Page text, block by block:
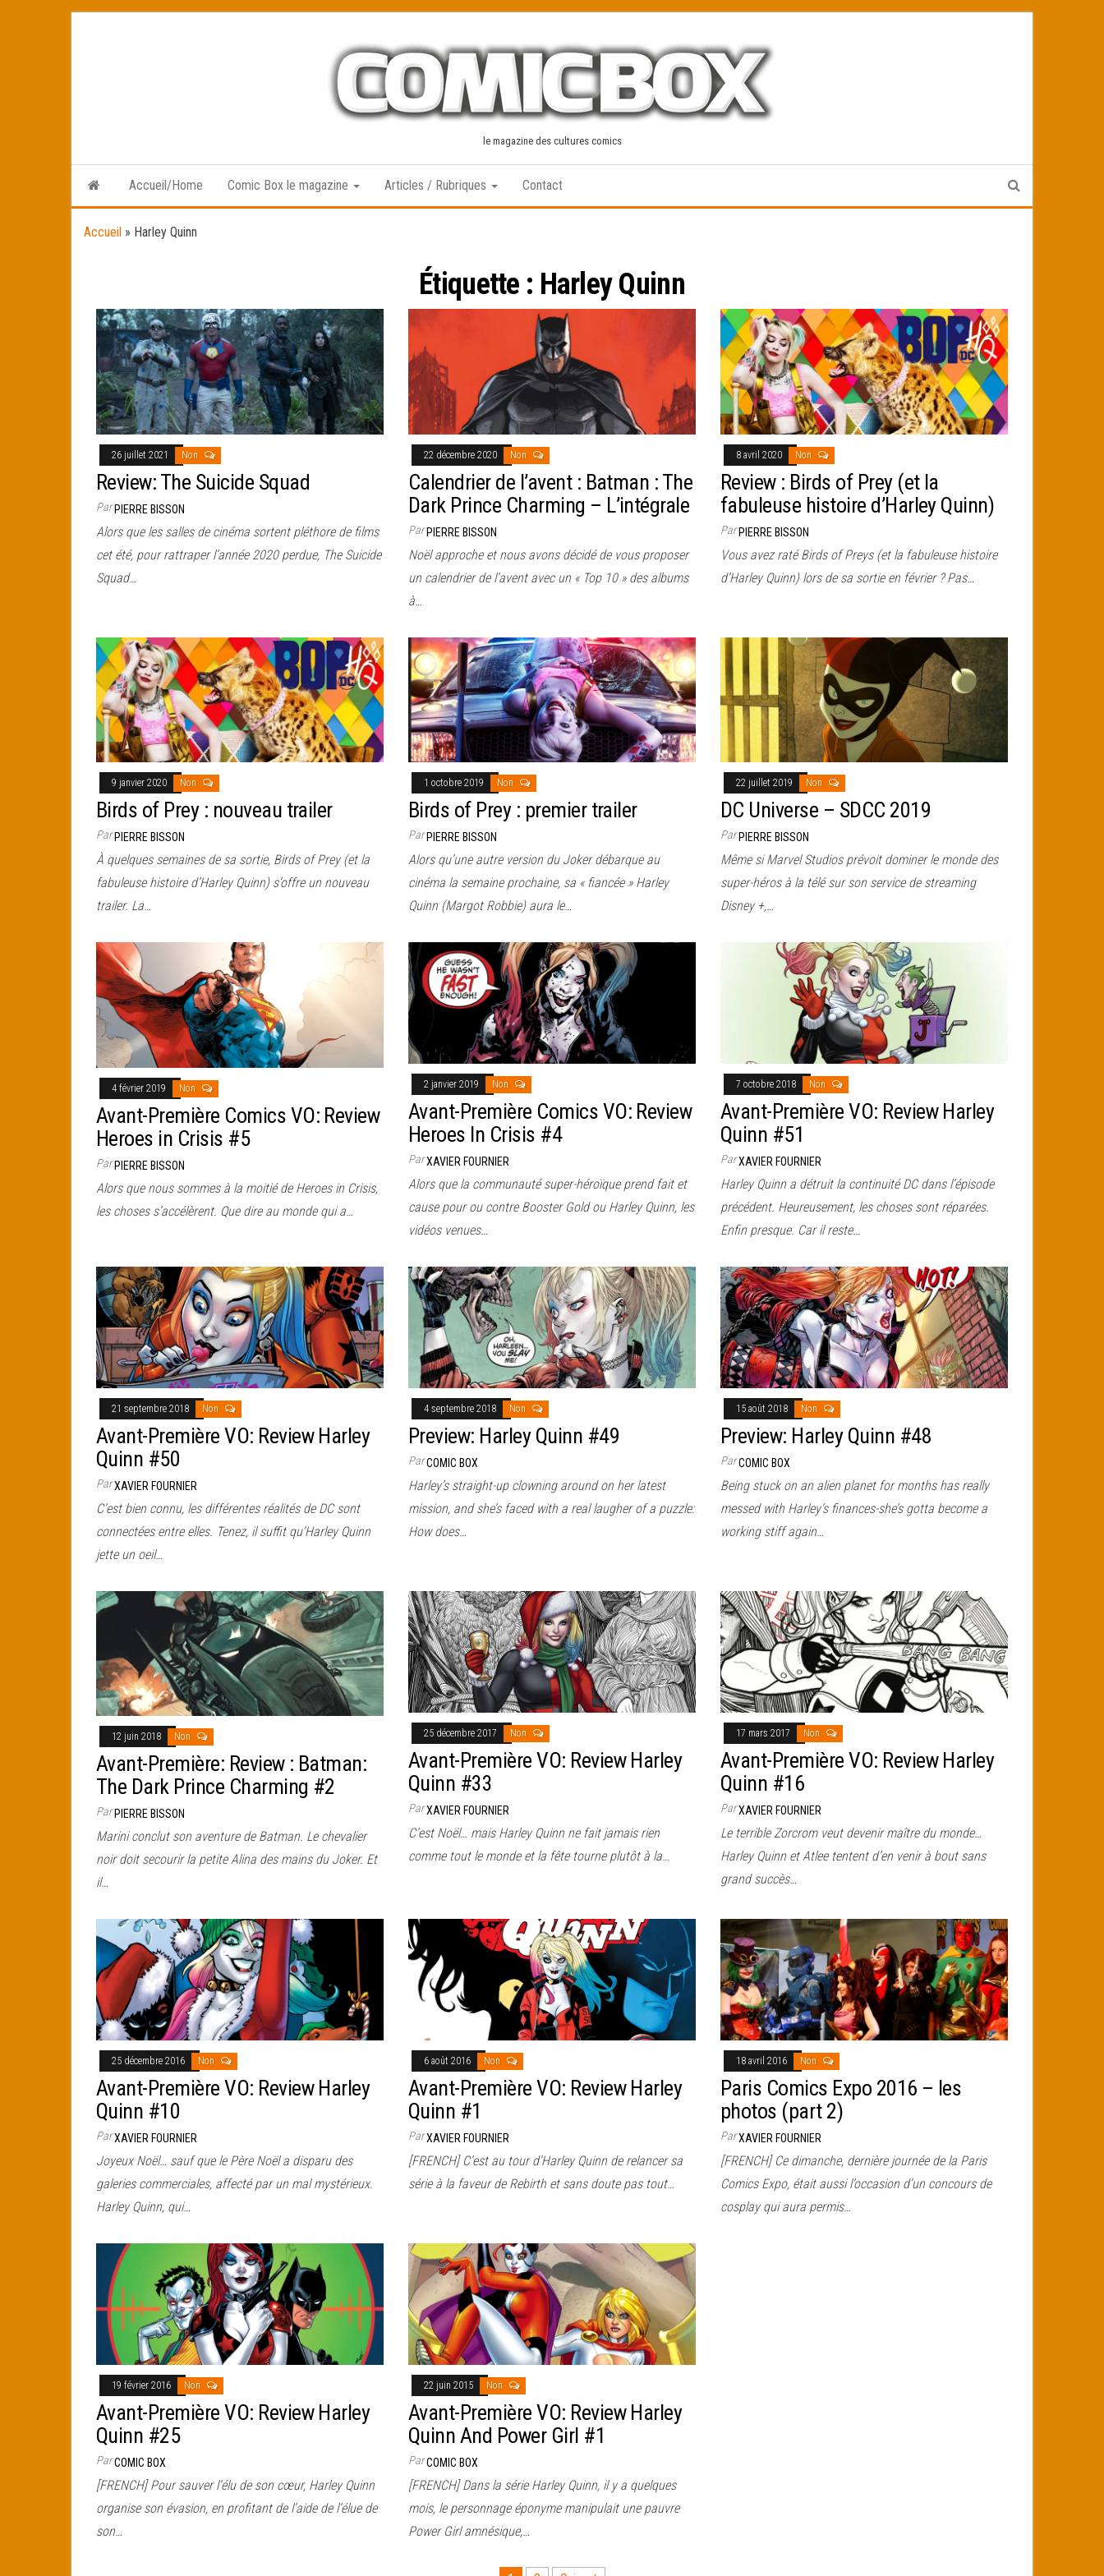
le magazine des cultures comics
Accueil/Home Comic Box le magazine Articles / Rubriques Contact
Accueil » Harley Quinn
Étiquette : Harley Quinn
26 juillet 2021 Non
Review: The Suicide Squad
ParPIERRE BISSON
Alors que les salles de cinéma sortent pléthore de films
cet été, pour rattraper l’année 2020 perdue, The Suicide
Squad…
22 décembre 2020 Non
Calendrier de l’avent : Batman : The
Dark Prince Charming – L’intégrale
ParPIERRE BISSON
Noël approche et nous avons décidé de vous proposer
un calendrier de l’avent avec un « Top 10 » des albums
à…
8 avril 2020 Non
Review : Birds of Prey (et la
fabuleuse histoire d’Harley Quinn)
ParPIERRE BISSON
Vous avez raté Birds of Preys (et la fabuleuse histoire
d’Harley Quinn) lors de sa sortie en février ? Pas…
9 janvier 2020 Non
Birds of Prey : nouveau trailer
ParPIERRE BISSON
À quelques semaines de sa sortie, Birds of Prey (et la
fabuleuse histoire d’Harley Quinn) s’offre un nouveau
trailer. La…
1 octobre 2019 Non
Birds of Prey : premier trailer
ParPIERRE BISSON
Alors qu’une autre version du Joker débarque au
cinéma la semaine prochaine, sa « fiancée » Harley
Quinn (Margot Robbie) aura le…
22 juillet 2019 Non
DC Universe – SDCC 2019
ParPIERRE BISSON
Même si Marvel Studios prévoit dominer le monde des
super-héros à la télé sur son service de streaming
Disney +,…
4 février 2019 Non
Avant-Première Comics VO: Review
Heroes in Crisis #5
ParPIERRE BISSON
Alors que nous sommes à la moitié de Heroes in Crisis,
les choses s’accélèrent. Que dire au monde qui a…
2 janvier 2019 Non
Avant-Première Comics VO: Review
Heroes In Crisis #4
ParXAVIER FOURNIER
Alors que la communauté super-héroïque prend fait et
cause pour ou contre Booster Gold ou Harley Quinn, les
vidéos venues…
7 octobre 2018 Non
Avant-Première VO: Review Harley
Quinn #51
ParXAVIER FOURNIER
Harley Quinn a détruit la continuité DC dans l’épisode
précédent. Heureusement, les choses sont réparées.
Enfin presque. Car il reste…
21 septembre 2018 Non
Avant-Première VO: Review Harley
Quinn #50
ParXAVIER FOURNIER
C’est bien connu, les différentes réalités de DC sont
connectées entre elles. Tenez, il suffit qu’Harley Quinn
jette un oeil…
4 septembre 2018 Non
Preview: Harley Quinn #49
ParCOMIC BOX
Harley’s straight-up clowning around on her latest
mission, and she’s faced with a real laugher of a puzzle:
How does…
15 août 2018 Non
Preview: Harley Quinn #48
ParCOMIC BOX
Being stuck on an alien planet for months has really
messed with Harley’s finances-she’s gotta become a
working stiff again…
12 juin 2018 Non
Avant-Première: Review : Batman:
The Dark Prince Charming #2
ParPIERRE BISSON
Marini conclut son aventure de Batman. Le chevalier
noir doit secourir la petite Alina des mains du Joker. Et
il…
25 décembre 2017 Non
Avant-Première VO: Review Harley
Quinn #33
ParXAVIER FOURNIER
C’est Noël… mais Harley Quinn ne fait jamais rien
comme tout le monde et la fête tourne plutôt à la…
17 mars 2017 Non
Avant-Première VO: Review Harley
Quinn #16
ParXAVIER FOURNIER
Le terrible Zorcrom veut devenir maître du monde…
Harley Quinn et Atlee tentent d’en venir à bout sans
grand succès…
25 décembre 2016 Non
Avant-Première VO: Review Harley
Quinn #10
ParXAVIER FOURNIER
Joyeux Noël… sauf que le Père Noël a disparu des
galeries commerciales, affecté par un mal mystérieux.
Harley Quinn, qui…
6 août 2016 Non
Avant-Première VO: Review Harley
Quinn #1
ParXAVIER FOURNIER
[FRENCH] C’est au tour d’Harley Quinn de relancer sa
série à la faveur de Rebirth et sans doute pas tout…
18 avril 2016 Non
Paris Comics Expo 2016 – les
photos (part 2)
ParXAVIER FOURNIER
[FRENCH] Ce dimanche, dernière journée de la Paris
Comics Expo, était aussi l’occasion d’un concours de
cosplay qui aura permis…
19 février 2016 Non
Avant-Première VO: Review Harley
Quinn #25
ParCOMIC BOX
[FRENCH] Pour sauver l’élu de son cœur, Harley Quinn
organise son évasion, en profitant de l’aide de l’élue de
son…
22 juin 2015 Non
Avant-Première VO: Review Harley
Quinn And Power Girl #1
ParCOMIC BOX
[FRENCH] Dans la série Harley Quinn, il y a quelques
mois, le personnage éponyme manipulait une pauvre
Power Girl amnésique,…